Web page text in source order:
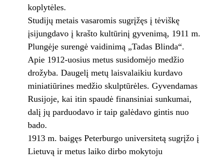
koplytėles.
Studijų metais vasaromis sugrįžęs į tėviškę
įsijungdavo į krašto kultūrinį gyvenimą, 1911 m.
Plungėje surengė vaidinimą „Tadas Blinda“.
Apie 1912-uosius metus susidomėjo medžio
drožyba. Daugelį metų laisvalaikiu kurdavo
miniatiūrines medžio skulptūrėles. Gyvendamas
Rusijoje, kai itin spaudė finansiniai sunkumai,
dalį jų parduodavo ir taip galėdavo gintis nuo
bado.
1913 m. baigęs Peterburgo universitetą sugrįžo į
Lietuvą ir metus laiko dirbo mokytoju